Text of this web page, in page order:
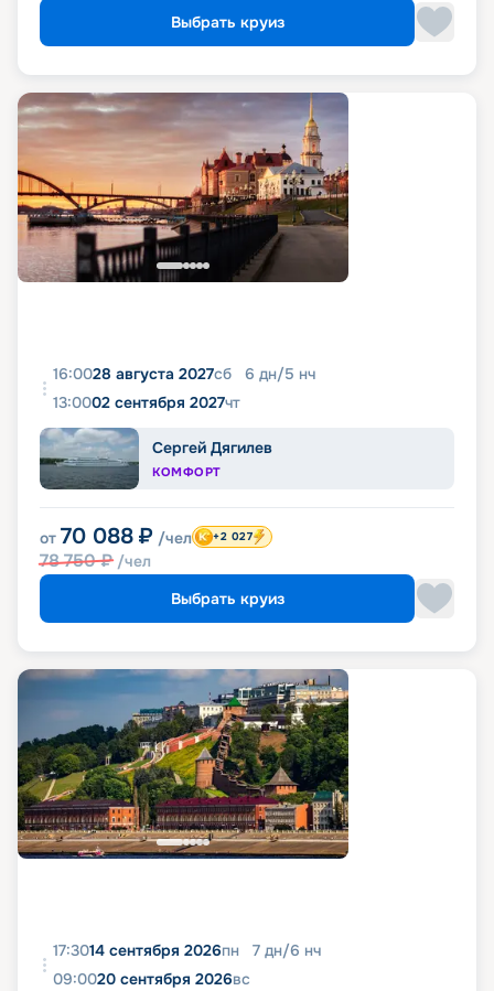
Выбрать круиз
16:0028 августа 2027сб 6 дн/5 нч
13:0002 сентября 2027чт
Сергей Дягилев
КОМФОРТ
от 70 088 ₽ /чел
78 750₽ /чел
+2 027
Выбрать круиз
17:3014 сентября 2026пн 7 дн/6 нч
09:0020 сентября 2026вс